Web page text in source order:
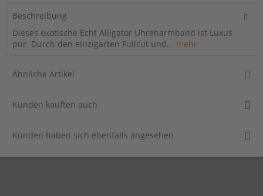
Beschreibung
Dieses exotische Echt Alligator Uhrenarmband ist Luxus
pur. Durch den einzigarten Fullcut und... mehr
Ähnliche Artikel
Kunden kauften auch
Kunden haben sich ebenfalls angesehen